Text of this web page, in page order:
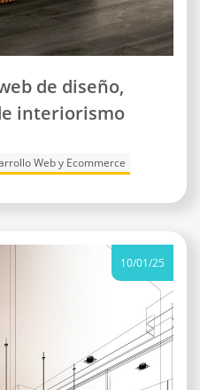
de diseño,
interiorismo
Web y Ecommerce
10/01/25